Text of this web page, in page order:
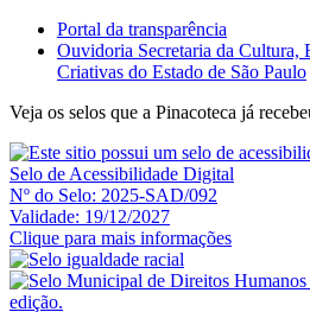
Portal da transparência
Ouvidoria Secretaria da Cultura,
Criativas do Estado de São Paulo
Veja os selos que a Pinacoteca já
Selo de Acessibilidade Digital
Nº do Selo: 2025-SAD/092
Validade: 19/12/2027
Clique para mais informações